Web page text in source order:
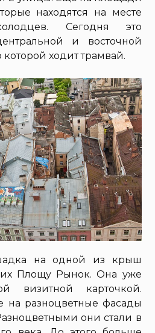
находятся на месте
Сегодня это
и восточной
ходит трамвай.
на одной из крыш
Площу Рынок. Она уже
визитной карточкой.
на разноцветные фасады
они стали в